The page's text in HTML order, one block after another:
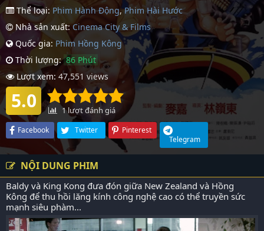
Thể loại: Phim Hành Động,Phim Hài Hước
Nhà sản xuất: Cinema City & Films
Quốc gia: Phim Hồng Kông
Thời lượng: 86 Phút
Lượt xem: 47,551 views
5.0 1lượt đánh giá
Facebook Twitter
Pinterest
Telegram
NỘI DUNG PHIM
Baldy và King Kong đưa đón giữa New Zealand và Hồng
Kông để thu hồi lăng kính công nghệ cao có thể truyền sức
mạnh siêu phàm...